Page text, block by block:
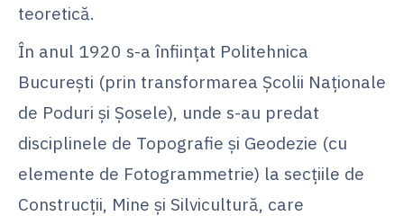
teoretică.
În anul 1920 s-a înfiinţat Politehnica
Bucureşti (prin transformarea Şcolii Naţionale
de Poduri şi Şosele), unde s-au predat
disciplinele de Topografie şi Geodezie (cu
elemente de Fotogrammetrie) la secţiile de
Construcţii, Mine şi Silvicultură, care